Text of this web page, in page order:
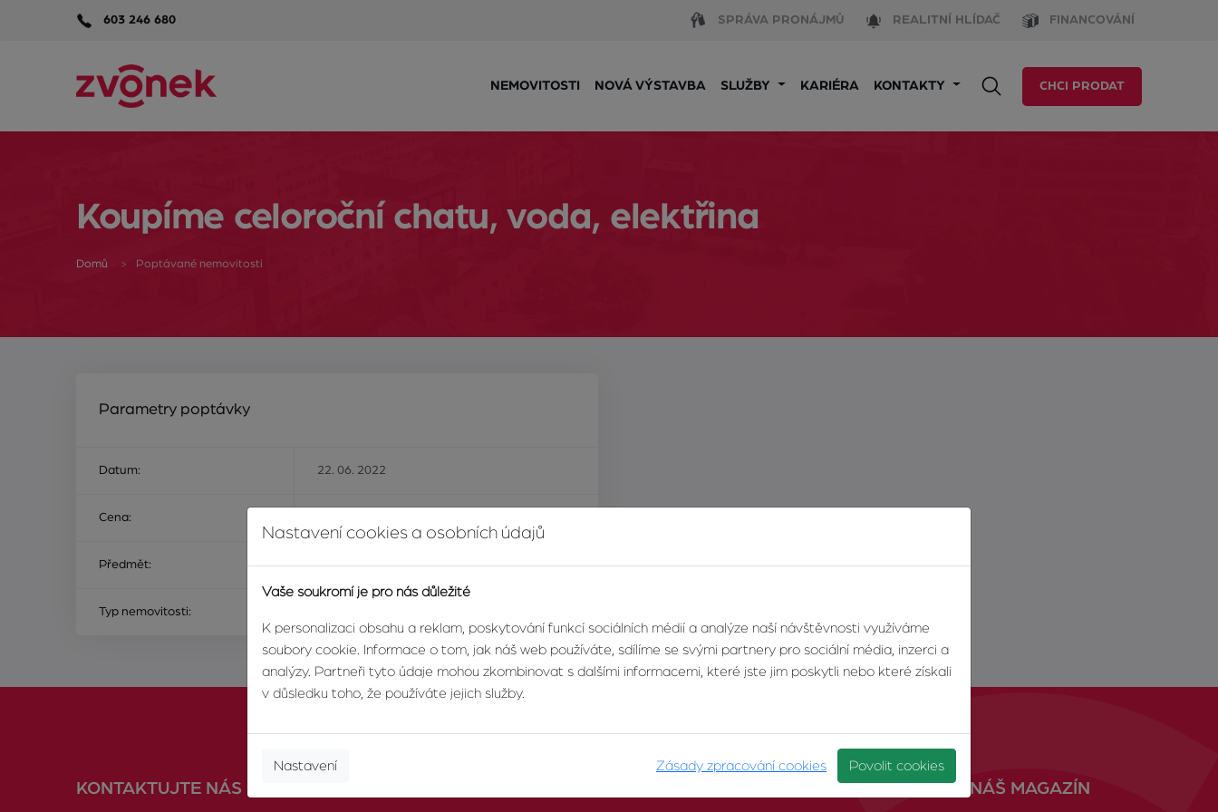
603 246 680 SPRÁVA PRONÁJMŮ REALITNÍ HLÍDAČ FINANCOVÁNÍ
NEMOVITOSTI NOVÁ VÝSTAVBA SLUŽBY KARIÉRA KONTAKTY CHCI PRODAT
Koupíme celoroční chatu, voda, elektřina
Domů Poptávané nemovitosti
Parametry poptávky
Datum: 22. 06. 2022
Cena:
Předmět: ke koupi
Typ nemovitosti:
KONTAKTUJTE NÁS NÁŠ MAGAZÍN
Nastavení cookies a osobních údajů
Vaše soukromí je pro nás důležité
K personalizaci obsahu a reklam, poskytování funkcí sociálních médií a analýze naší návštěvnosti využíváme
soubory cookie. Informace o tom, jak náš web používáte, sdílíme se svými partnery pro sociální média, inzerci a
analýzy. Partneři tyto údaje mohou zkombinovat s dalšími informacemi, které jste jim poskytli nebo které získali
v důsledku toho, že používáte jejich služby.
Zásady zpracování cookies
Nastavení Povolit cookies